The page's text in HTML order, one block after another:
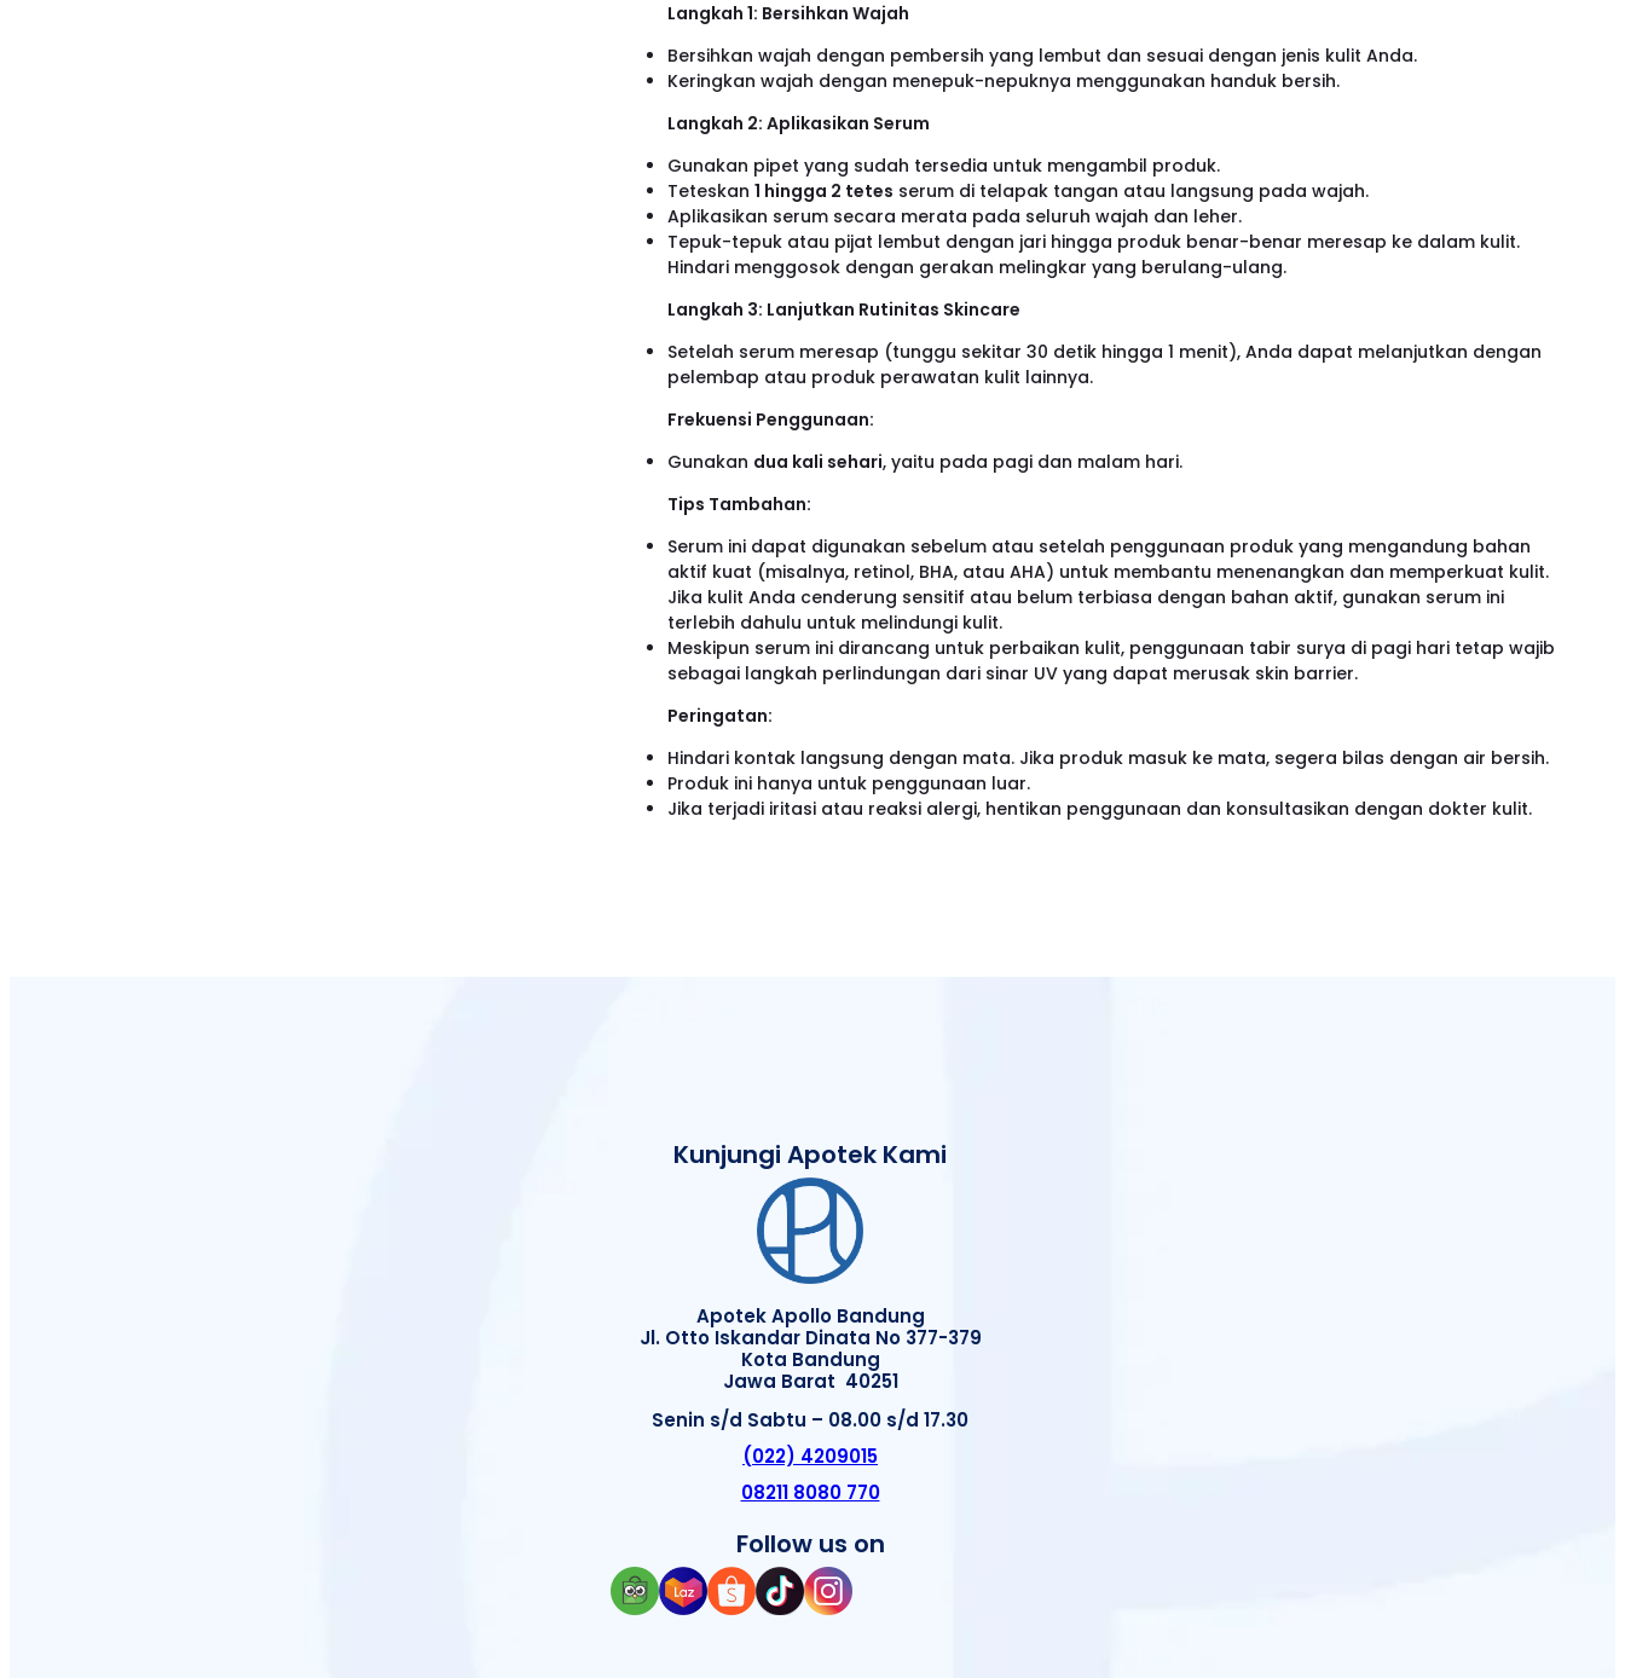
Langkah 1: Bersihkan Wajah
Bersihkan wajah dengan pembersih yang lembut dan sesuai dengan jenis kulit Anda.
Keringkan wajah dengan menepuk-nepuknya menggunakan handuk bersih.
Langkah 2: Aplikasikan Serum
Gunakan pipet yang sudah tersedia untuk mengambil produk.
Teteskan 1 hingga 2 tetes serum di telapak tangan atau langsung pada wajah.
Aplikasikan serum secara merata pada seluruh wajah dan leher.
Tepuk-tepuk atau pijat lembut dengan jari hingga produk benar-benar meresap ke dalam kulit.
Hindari menggosok dengan gerakan melingkar yang berulang-ulang.
Langkah 3: Lanjutkan Rutinitas Skincare
Setelah serum meresap (tunggu sekitar 30 detik hingga 1 menit), Anda dapat melanjutkan dengan
pelembap atau produk perawatan kulit lainnya.
Frekuensi Penggunaan:
Gunakan dua kali sehari, yaitu pada pagi dan malam hari.
Tips Tambahan:
Serum ini dapat digunakan sebelum atau setelah penggunaan produk yang mengandung bahan
aktif kuat (misalnya, retinol, BHA, atau AHA) untuk membantu menenangkan dan memperkuat kulit.
Jika kulit Anda cenderung sensitif atau belum terbiasa dengan bahan aktif, gunakan serum ini
terlebih dahulu untuk melindungi kulit.
Meskipun serum ini dirancang untuk perbaikan kulit, penggunaan tabir surya di pagi hari tetap wajib
sebagai langkah perlindungan dari sinar UV yang dapat merusak skin barrier.
Peringatan:
Hindari kontak langsung dengan mata. Jika produk masuk ke mata, segera bilas dengan air bersih.
Produk ini hanya untuk penggunaan luar.
Jika terjadi iritasi atau reaksi alergi, hentikan penggunaan dan konsultasikan dengan dokter kulit.
Kunjungi Apotek Kami
Apotek Apollo Bandung
Jl. Otto Iskandar Dinata No 377-379
Kota Bandung
Jawa Barat 40251
Senin s/d Sabtu – 08.00 s/d 17.30
(022) 4209015
08211 8080 770
Follow us on